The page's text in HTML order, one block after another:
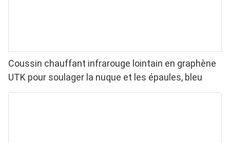
Coussin chauffant infrarouge lointain en graphène
UTK pour soulager la nuque et les épaules, bleu